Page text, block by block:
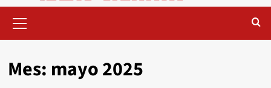
Mes: mayo 2025